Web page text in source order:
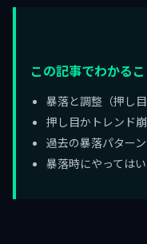
この記事でわかる
暴落と調整（押し
押し目かトレンド
過去の暴落パター
暴落時にやっては